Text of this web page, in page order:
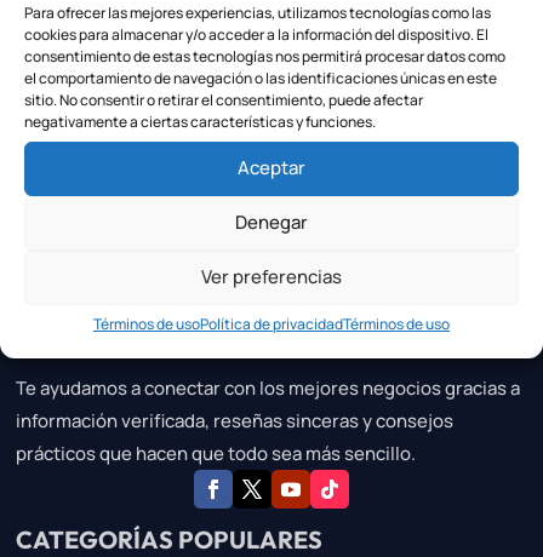
Para ofrecer las mejores experiencias, utilizamos tecnologías como las
cookies para almacenar y/o acceder a la información del dispositivo. El
consentimiento de estas tecnologías nos permitirá procesar datos como
el comportamiento de navegación o las identificaciones únicas en este
sitio. No consentir o retirar el consentimiento, puede afectar
negativamente a ciertas características y funciones.
Aceptar
Denegar
Ver preferencias
Términos de usoPolítica de privacidadTérminos de uso
La fuente en la que puedes confiar para descubrir negocios
de tu zona.
Te ayudamos a conectar con los mejores negocios gracias a
información verificada, reseñas sinceras y consejos
prácticos que hacen que todo sea más sencillo.
CATEGORÍAS POPULARES